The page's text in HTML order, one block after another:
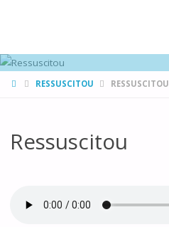
HOMERESSUSCITOU RESSUSCITOU
Ressuscitou